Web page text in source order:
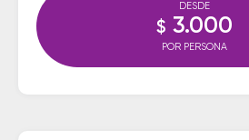
DESDE
$ 3.000
POR PERSONA